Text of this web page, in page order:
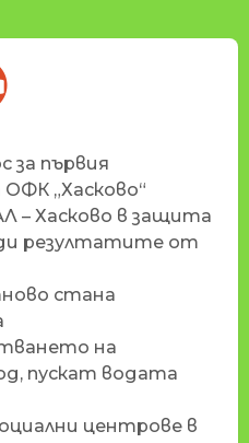
за първия
„Хасково“
Хасково в защита
резултатите от
стана
на
пускат водата
центрове в